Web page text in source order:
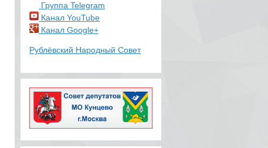
Группа Telegram
Канал YouTube
Канал Google+
Рублёвский Народный Совет